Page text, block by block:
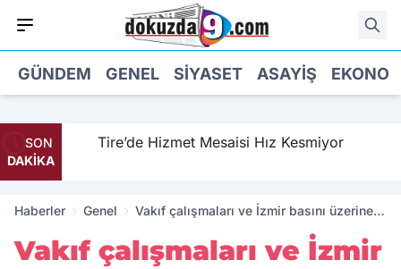
GÜNDEM GENEL SIYASET ASAYIŞ
SON
DAKİKA
Tire’de Hizmet Mesaisi Hız Kesmiyor
Haberler Genel
Vakıf çalışmaları ve İzmir basını üzerine
Vakıf çalışmaları ve İzmir